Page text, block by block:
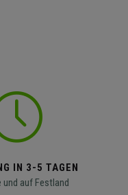
IN 3-5 TAGEN
und auf Festland